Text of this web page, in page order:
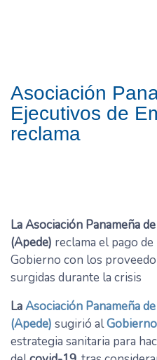
Asociación
Ejecutivos de
reclama
La Asociación Panameña
(Apede) reclama el pago
Gobierno con los
surgidas durante la crisis
LaAsociación Panameña
(Apede) sugirió al
estrategia sanitaria para